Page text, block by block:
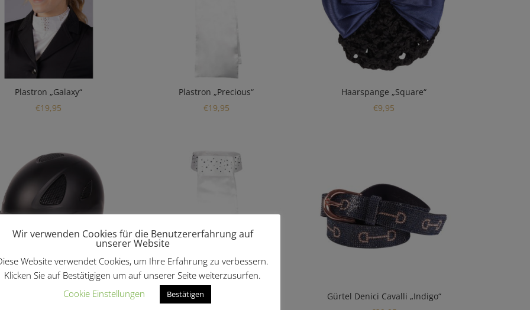
Plastron „Galaxy“
€19,95
Plastron „Precious“
€19,95
Haarspange „Square“
€9,95
„Mount Blackburn“
Plastron „Crystal“
Gürtel Denici Cavalli „Indigo“
Wir verwenden Cookies für die Benutzererfahrung auf
unserer Website
Website verwendet Cookies, um Ihre Erfahrung zu verbessern.
Klicken Sie auf Bestätigigen um auf unserer Seite weiterzusurfen.
Cookie Einstellungen
Bestätigen